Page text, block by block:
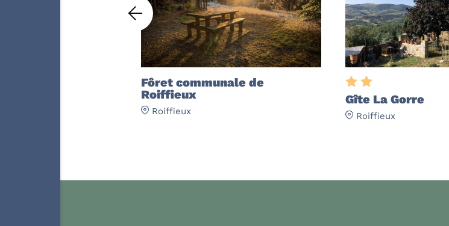
Fôret communale de
Roiffieux
Roiffieux
Gîte La Gorre
Roiffieux